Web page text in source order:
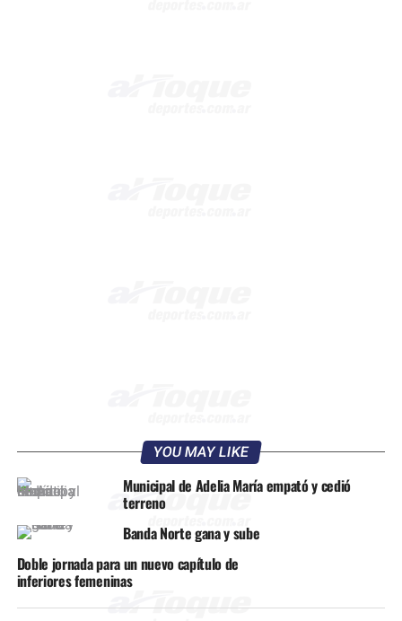
YOU MAY LIKE
Municipal de Adelia María empató y cedió
terreno
Banda Norte gana y sube
Doble jornada para un nuevo capítulo de
inferiores femeninas